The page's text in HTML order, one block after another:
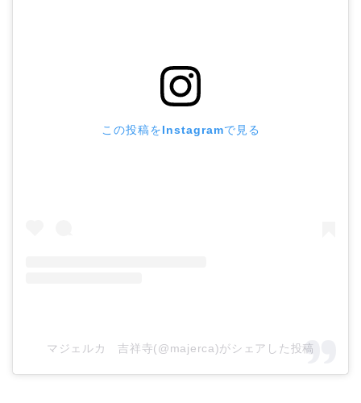
この投稿をInstagramで見る
マジェルカ 吉祥寺(@majerca)がシェアした投稿